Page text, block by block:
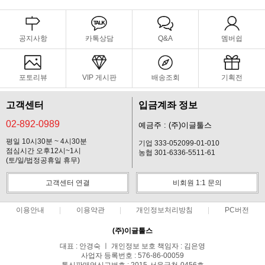
공지사항 카톡상담 Q&A 멤버쉽
포토리뷰 VIP 게시판 배송조회 기획전
고객센터
02-892-0989
평일 10시30분 ~ 4시30분
점심시간 오후12시~1시
(토/일/법정공휴일 휴무)
입금계좌 정보
예금주 : (주)이글툴스
기업 333-052099-01-010
농협 301-6336-5511-61
고객센터 연결 비회원 1:1 문의
이용안내 이용약관 개인정보처리방침 PC버전
(주)이글툴스
대표 : 안경숙 ㅣ 개인정보 보호 책임자 : 김은영
사업자 등록번호 : 576-86-00059